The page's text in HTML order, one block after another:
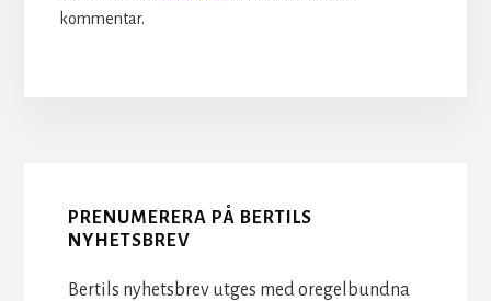
kommentar.
PRENUMERERA PÅ BERTILS
NYHETSBREV
Bertils nyhetsbrev utges med oregelbundna